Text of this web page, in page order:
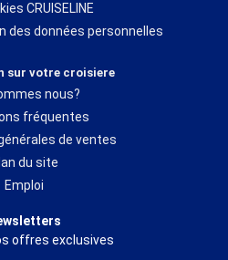
CRUISELINE
des données personnelles
sur votre croisiere
nous?
fréquentes
de ventes
du site
Emploi
offres exclusives